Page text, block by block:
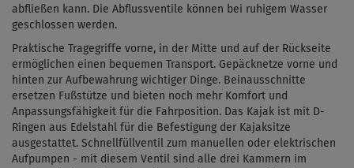
abfließen kann. Die Abflussventile können bei ruhigem Wasser
geschlossen werden.
Praktische Tragegriffe vorne, in der Mitte und auf der Rückseite
ermöglichen einen bequemen Transport. Gepäcknetze vorne und
hinten zur Aufbewahrung wichtiger Dinge. Beinausschnitte
ersetzen Fußstütze und bieten noch mehr Komfort und
Anpassungsfähigkeit für die Fahrposition. Das Kajak ist mit D-
Ringen aus Edelstahl für die Befestigung der Kajaksitze
ausgestattet. Schnellfüllventil zum manuellen oder elektrischen
Aufpumpen - mit diesem Ventil sind alle drei Kammern im